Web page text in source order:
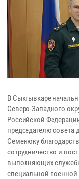
В Сыктывкаре
Северо-Западного
Российской
председателю совета
Семенюку
сотрудничество и
выполняющих
специальной военной